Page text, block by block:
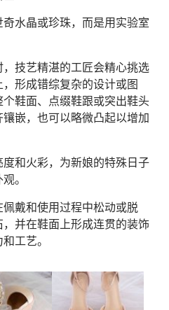
水晶或珍珠，而是用实验室
技艺精湛的工匠会精心挑选
形成错综复杂的设计或图
鞋面、点缀鞋跟或突出鞋头
嵌，也可以略微凸起以增加
和火彩，为新娘的特殊日子
。
戴和使用过程中松动或脱
并在鞋面上形成连贯的装饰
工艺。